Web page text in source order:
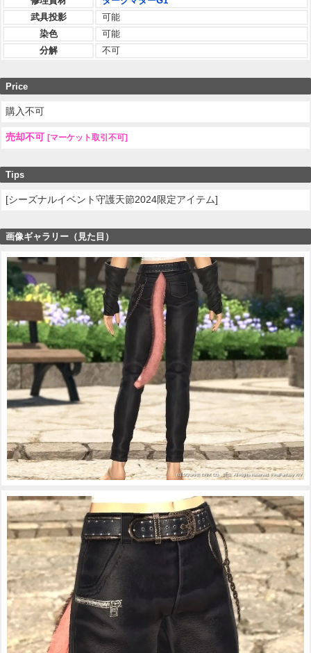
武具投影
可能
染色
可能
分解
不可
Price
購入不可
売却不可 [マーケット取引不可]
Tips
[シーズナルイベント守護天節2024限定アイテム]
画像ギャラリー（見た目）